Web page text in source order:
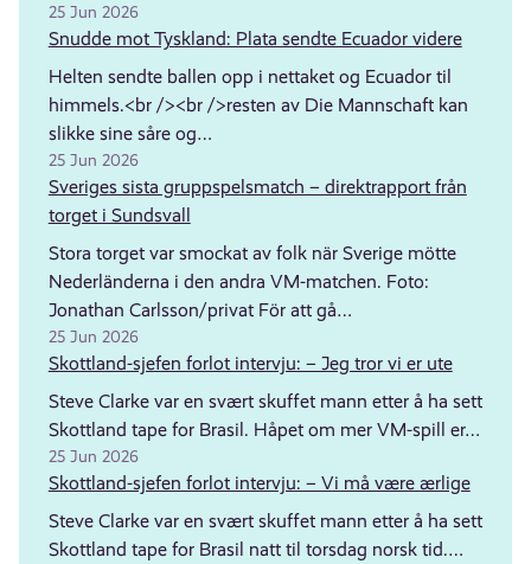
25 Jun 2026
Snudde mot Tyskland: Plata sendte Ecuador videre
Helten sendte ballen opp i nettaket og Ecuador til
himmels.<br /><br />resten av Die Mannschaft kan
slikke sine såre og…
25 Jun 2026
Sveriges sista gruppspelsmatch – direktrapport från
torget i Sundsvall
Stora torget var smockat av folk när Sverige mötte
Nederländerna i den andra VM-matchen. Foto:
Jonathan Carlsson/privat För att gå…
25 Jun 2026
Skottland-sjefen forlot intervju: – Jeg tror vi er ute
Steve Clarke var en svært skuffet mann etter å ha sett
Skottland tape for Brasil. Håpet om mer VM-spill er…
25 Jun 2026
Skottland-sjefen forlot intervju: – Vi må være ærlige
Steve Clarke var en svært skuffet mann etter å ha sett
Skottland tape for Brasil natt til torsdag norsk tid.…